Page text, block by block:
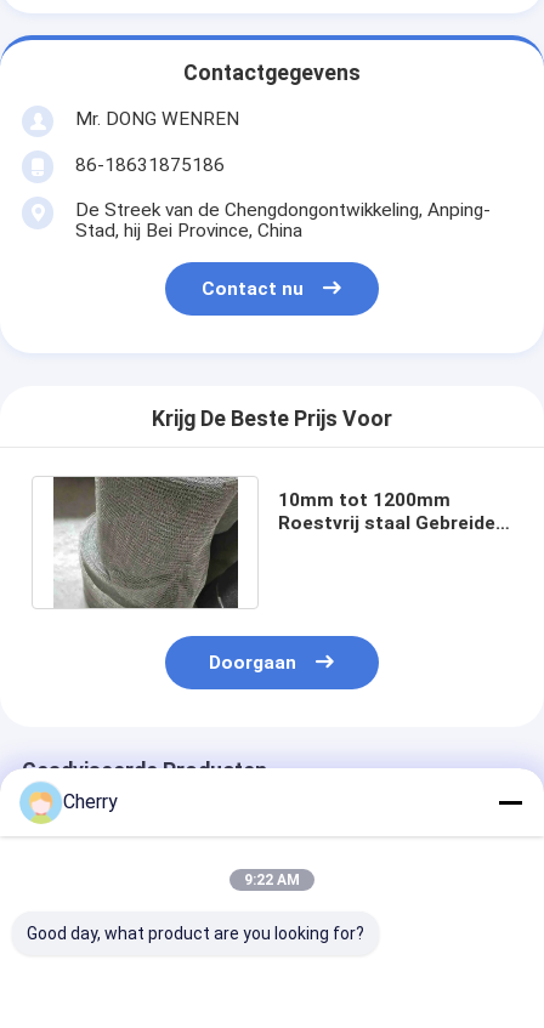
Contactgegevens
Mr. DONG WENREN
86-18631875186
De Streek van de Chengdongontwikkeling, Anping-
Stad, hij Bei Province, China
Contact nu
Krijg De Beste Prijs Voor
10mm tot 1200mm
Roestvrij staal Gebreide
Doorgaan
Geadviseerde Producten
Cherry
9:22 AM
Good day, what product are you looking for?